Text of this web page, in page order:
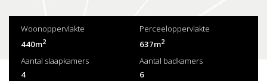
Woonoppervlakte
440m2
Perceeloppervlakte
637m2
Aantal slaapkamers
4
Aantal badkamers
6